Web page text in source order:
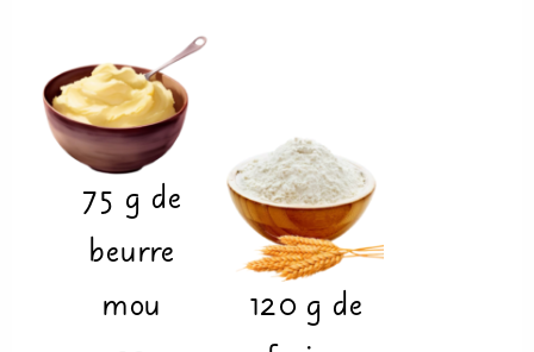
75 g de
beurre
mou
120 g de